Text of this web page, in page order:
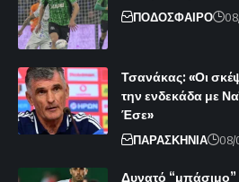
ΠΟΔΟΣΦΑΙΡΟ
Τσανάκας: «Οι
την ενδεκάδα με
Έσε»
ΠΑΡΑΣΚΗΝΙΑ 08/
Δυνατό “μπάσιμο”